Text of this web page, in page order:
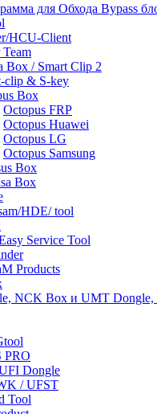
для Обхода Bypass
HCU-Client
Box / Smart Clip 2
clip & S-key
Box
Octopus FRP
Octopus Huawei
Octopus LG
Octopus Samsung
Box
Box
HDE/ tool
Service Tool
Products
NCK Box и UMT
PRO
Dongle
/ UFST
Tool